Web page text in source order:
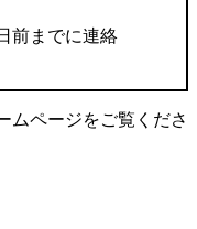
前までに連絡
ムページをご覧くださ